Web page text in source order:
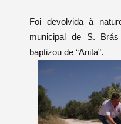
Foi devolvida à
municipal de S.
baptizou de “Anita”.